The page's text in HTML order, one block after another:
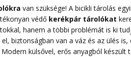
van szüksége! A bicikli tárolás
védő kerékpár tárolókat
hanem a többi problémát is ki
biztonságban van a váz és az ülés
külsővel, erős anyagból